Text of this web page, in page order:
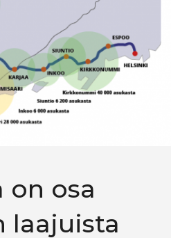
on osa
laajuista